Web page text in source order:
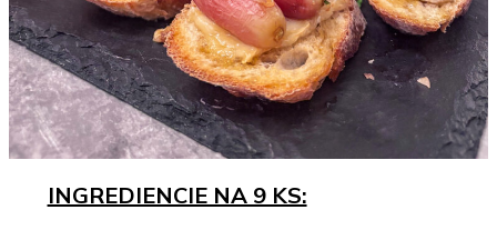
INGREDIENCIE NA 9 KS: